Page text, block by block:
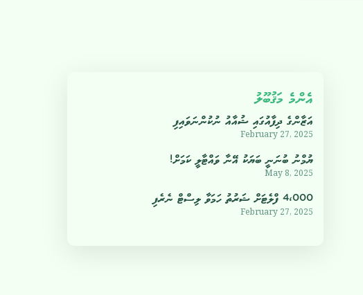
އެންމެ މަޤުބޫލު
އަޒާންގެ ދިފާއުގައި ޝުއާއު ނުކުންނަވައިފި
February 27, 2025
ޔުމްނު ބުނަނީ ބަޔަކު އޭނާ ވައްޓާލީ ކަމަށް!
May 8, 2025
4،000 ފްލެޓަށް ޝަރުތު ހަމަވާ ލިސްޓް ނެރެފި
February 27, 2025